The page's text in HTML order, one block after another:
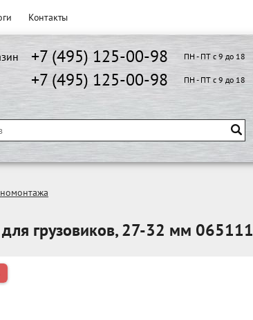
Контакты
+7 (495) 125-00-98 ПН - ПТ с 9 до 18
+7 (495) 125-00-98 ПН - ПТ с 9 до 18
грузовиков, 27-32 мм 065111